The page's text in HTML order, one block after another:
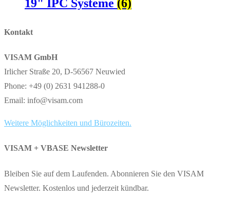
19" IPC Systeme (6)
Kontakt
VISAM GmbH
Irlicher Straße 20, D-56567 Neuwied
Phone: +49 (0) 2631 941288-0
Email: info@visam.com
Weitere Möglichkeiten und Bürozeiten.
VISAM + VBASE Newsletter
Bleiben Sie auf dem Laufenden. Abonnieren Sie den VISAM
Newsletter. Kostenlos und jederzeit kündbar.